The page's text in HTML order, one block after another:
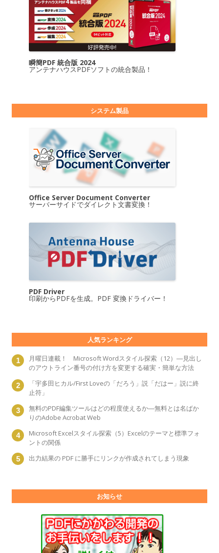
瞬簡PDF 統合版 2024
アンテナハウスPDFソフトの統合製品！
システム製品
Office Server Document Converter
サーバーサイドでダイレクト文書変換！
PDF Driver
印刷からPDFを生成。PDF 変換ドライバー！
人気ランキング
月曜日連載！ Microsoft Wordスタイル探索（12）―見出し
のアウトライン番号の付け方を変更する確実・簡単な方法
「宇多田ヒカル/First Loveの「だろう」説「だはー」説に終
止符」
無料のPDF編集ツールはどの程度使えるか―無料とは名ばか
りのAdobe Acrobat Web
Microsoft Excelスタイル探索（5）Excelのテーマと標準フォ
ントの関係
出力結果の PDF に勝手にリンクが作成されてしまう現象
お知らせ